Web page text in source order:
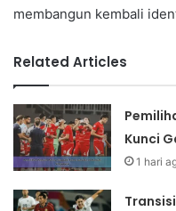
membangun kembali
Related Articles
Kunci
1 hari